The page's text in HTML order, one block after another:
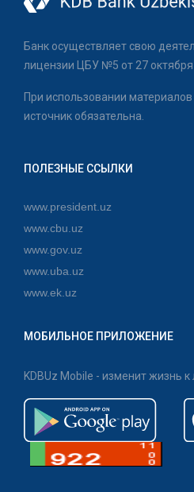
Банк осуществляет свою
лицензии ЦБУ №5 от 27 октября
При использовании материалов
источник обязательна.
ПОЛЕЗНЫЕ ССЫЛКИ
www.president.uz
www.cbu.uz
www.gov.uz
www.uba.uz
www.ek.uz
МОБИЛЬНОЕ ПРИЛОЖЕНИЕ
KDBUz Mobile - изменит жизнь